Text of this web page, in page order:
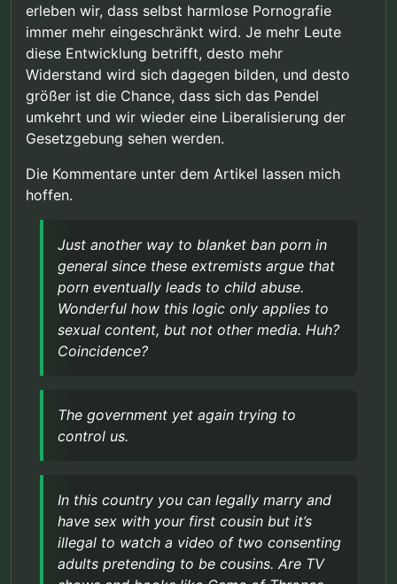
erleben wir, dass selbst harmlose Pornografie
immer mehr eingeschränkt wird. Je mehr Leute
diese Entwicklung betrifft, desto mehr
Widerstand wird sich dagegen bilden, und desto
größer ist die Chance, dass sich das Pendel
umkehrt und wir wieder eine Liberalisierung der
Gesetzgebung sehen werden.
Die Kommentare unter dem Artikel lassen mich
hoffen.
Just another way to blanket ban porn in
general since these extremists argue that
porn eventually leads to child abuse.
Wonderful how this logic only applies to
sexual content, but not other media. Huh?
Coincidence?
The government yet again trying to
control us.
In this country you can legally marry and
have sex with your first cousin but it’s
illegal to watch a video of two consenting
adults pretending to be cousins. Are TV